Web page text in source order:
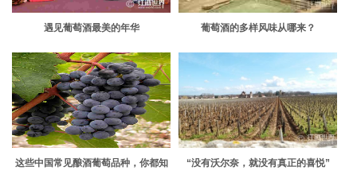
遇见葡萄酒最美的年华 葡萄酒的多样风味从哪来？
这些中国常见酿酒葡萄品种，你都知
“没有沃尔奈，就没有真正的喜悦”